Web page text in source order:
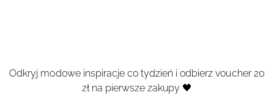
Odkryj modowe inspiracje co tydzień i odbierz voucher 20
zł na pierwsze zakupy 🖤